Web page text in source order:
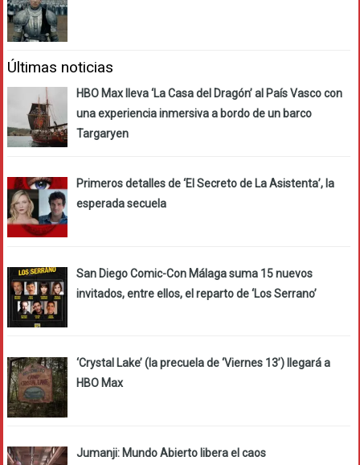
Últimas noticias
HBO Max lleva ‘La Casa del Dragón’ al País Vasco con
una experiencia inmersiva a bordo de un barco
Targaryen
Primeros detalles de ‘El Secreto de La Asistenta’, la
esperada secuela
San Diego Comic-Con Málaga suma 15 nuevos
invitados, entre ellos, el reparto de ‘Los Serrano’
‘Crystal Lake’ (la precuela de ‘Viernes 13’) llegará a
HBO Max
Jumanji: Mundo Abierto libera el caos